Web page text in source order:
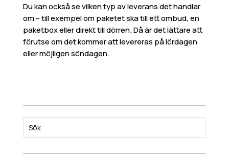
Du kan också se vilken typ av leverans det handlar
om – till exempel om paketet ska till ett ombud, en
paketbox eller direkt till dörren. Då är det lättare att
förutse om det kommer att levereras på lördagen
eller möjligen söndagen.